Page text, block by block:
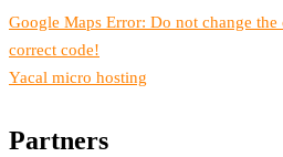
Google Maps Error: Do not change
correct code!
Yacal micro hosting
Partners